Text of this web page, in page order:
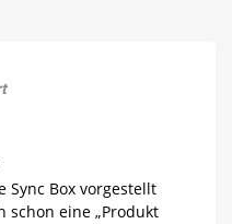
Sync Box vorgestellt
schon eine „Produkt